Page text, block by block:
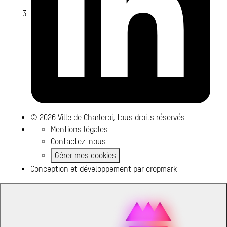
© 2026 Ville de Charleroi, tous droits réservés
Mentions légales
Contactez-nous
Gérer mes cookies
Conception et développement par cropmark